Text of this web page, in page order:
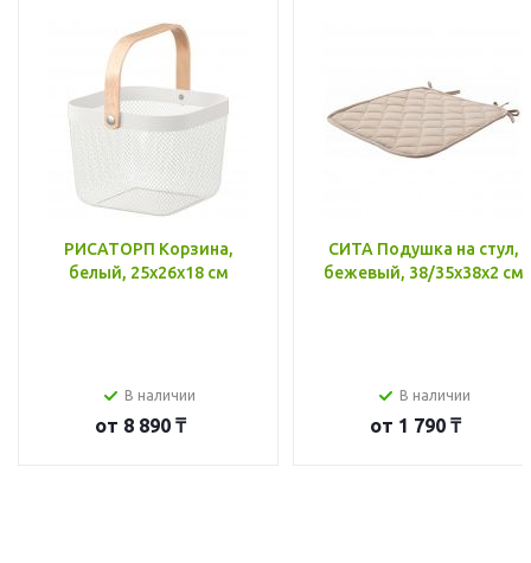
РИСАТОРП Корзина,
белый, 25x26x18 см
В наличии
от 8 890 ₸
СИТА Подушка на стул,
бежевый, 38/35x38x2 см
В наличии
от 1 790 ₸